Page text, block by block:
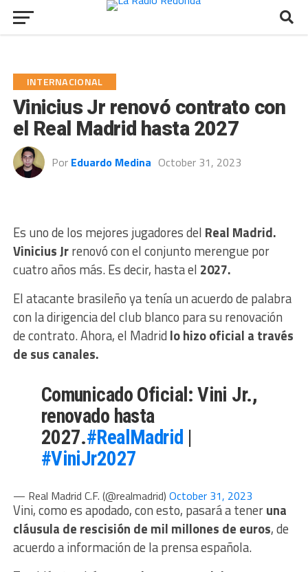
INTERNACIONAL
Vinicius Jr renovó contrato con
el Real Madrid hasta 2027
Por Eduardo Medina October 31, 2023
Es uno de los mejores jugadores del Real Madrid.
Vinicius Jrrenovó con el conjunto merengue por
cuatro años más. Es decir, hasta el 2027.
El atacante brasileño ya tenía un acuerdo de palabra
con la dirigencia del club blanco para su renovación
de contrato. Ahora, el Madrid lo hizo oficial a través
de sus canales.
Comunicado Oficial: Vini Jr.,
renovado hasta
2027.#RealMadrid |
#ViniJr2027
— Real Madrid C.F. (@realmadrid) October 31, 2023
Vini, como es apodado, con esto, pasará a teneruna
cláusula de rescisión de mil millones de euros, de
acuerdo a información de la prensa española.